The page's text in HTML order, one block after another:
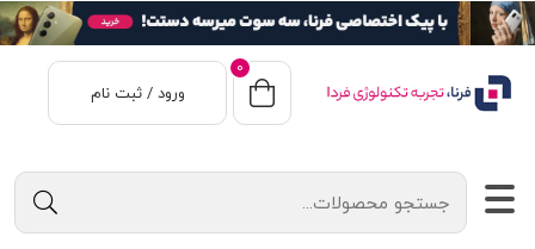
0
ورود / ثبت نام